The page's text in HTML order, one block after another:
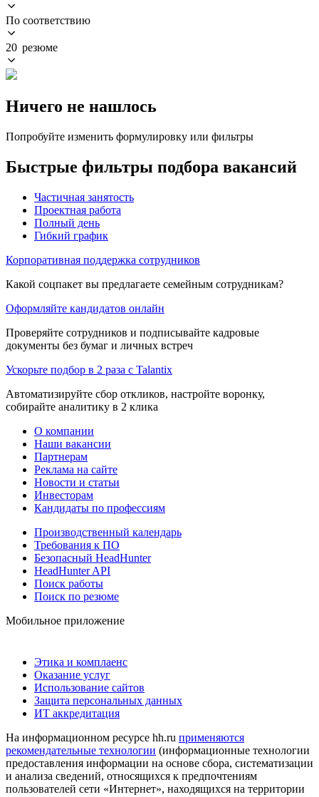
По соответствию
20 резюме
Ничего не нашлось
Попробуйте изменить формулировку или фильтры
Быстрые фильтры подбора вакансий
Частичная занятость
Проектная работа
Полный день
Гибкий график
Корпоративная поддержка сотрудников
Какой соцпакет вы предлагаете семейным сотрудникам?
Оформляйте кандидатов онлайн
Проверяйте сотрудников и подписывайте кадровые
документы без бумаг и личных встреч
Ускорьте подбор в 2 раза с Talantix
Автоматизируйте сбор откликов, настройте воронку,
собирайте аналитику в 2 клика
О компании
Наши вакансии
Партнерам
Реклама на сайте
Новости и статьи
Инвесторам
Кандидаты по профессиям
Производственный календарь
Требования к ПО
Безопасный HeadHunter
HeadHunter API
Поиск работы
Поиск по резюме
Мобильное приложение
Этика и комплаенс
Оказание услуг
Использование сайтов
Защита персональных данных
ИТ аккредитация
На информационном ресурсе hh.ru применяются
рекомендательные технологии (информационные технологии
предоставления информации на основе сбора, систематизации
и анализа сведений, относящихся к предпочтениям
пользователей сети «Интернет», находящихся на территории